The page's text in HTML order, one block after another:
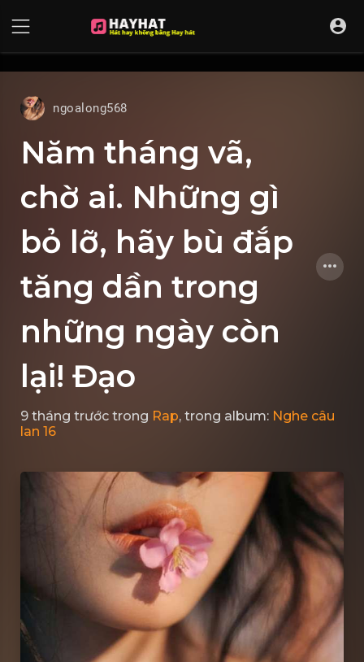
ngoalong568
Năm tháng vã,
chờ ai. Những gì
bỏ lỡ, hãy bù đắp
tăng dần trong
những ngày còn
lại! Đạo
9 tháng trước trong Rap, trong album: Nghe câu
lan 16